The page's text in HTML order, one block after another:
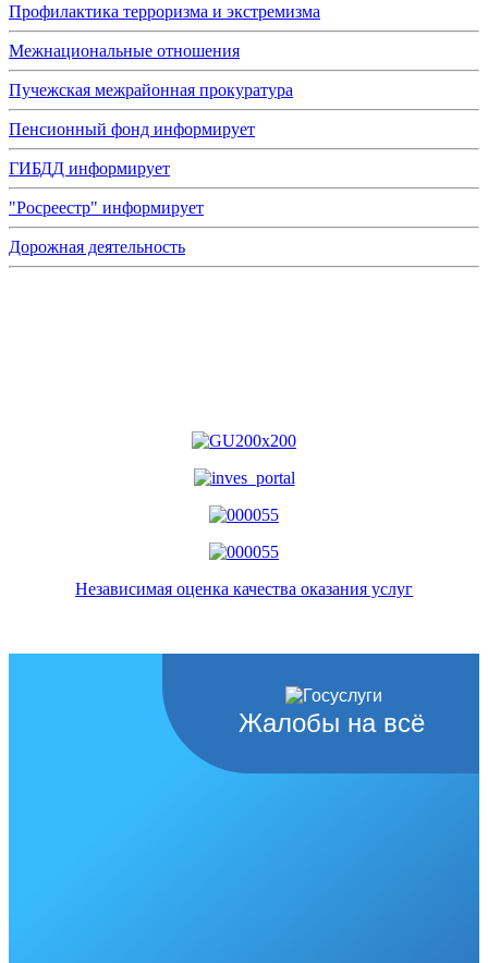
Профилактика терроризма и экстремизма
Межнациональные отношения
Пучежская межрайонная прокуратура
Пенсионный фонд информирует
ГИБДД информирует
"Росреестр" информирует
Дорожная деятельность
Независимая оценка качества оказания услуг
Жалобы на всё